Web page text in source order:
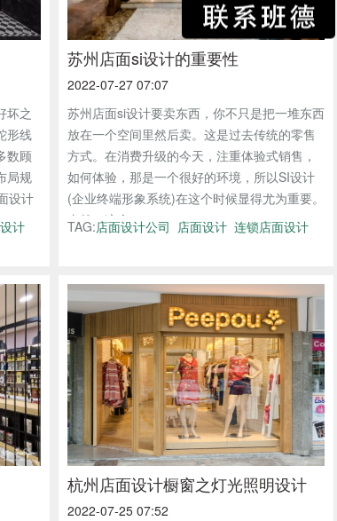
坏之
形线
数顾
局规
设计
计
苏州店面si设计的重要性
2022-07-27 07:07
苏州店面si设计要卖东西，你不只是把一堆东西
放在一个空间里然后卖。这是过去传统的零售
方式。在消费升级的今天，注重体验式销售，
如何体验，那是一个很好的环境，所以SI设计
(企业终端形象系统)在这个时候显得尤为重要。
当然，这个...
TAG:店面设计公司 店面设计 连锁店面设计
杭州店面设计橱窗之灯光照明设计
2022-07-25 07:52